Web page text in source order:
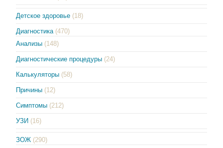
Детское здоровье (18)
Диагностика (470)
Анализы (148)
Диагностические процедуры (24)
Калькуляторы (58)
Причины (12)
Симптомы (212)
УЗИ (16)
ЗОЖ (290)